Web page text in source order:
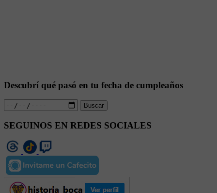
Descubrí qué pasó en tu fecha de cumpleaños
Buscar
SEGUINOS EN REDES SOCIALES